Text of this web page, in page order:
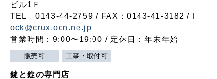
ビル1Ｆ
TEL：0143-44-2759 / FAX：0143-41-3182 /
ock@crux.ocn.ne.jp
営業時間：9:00〜19:00 / 定休日：年末年始
販売可 工事・取付可
鍵と錠の専門店